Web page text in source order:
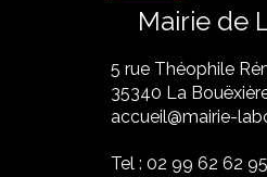
Mairie de
5 rue Théophile
​35340 La
accueil@mairie-
Tel : 02 99 62 62 95